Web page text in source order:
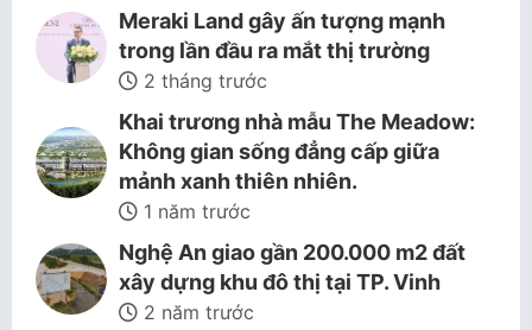
Meraki Land gây ấn tượng mạnh
trong lần đầu ra mắt thị trường
2 tháng trước
Khai trương nhà mẫu The Meadow:
Không gian sống đẳng cấp giữa
mảnh xanh thiên nhiên.
1 năm trước
Nghệ An giao gần 200.000 m2 đất
xây dựng khu đô thị tại TP. Vinh
2 năm trước